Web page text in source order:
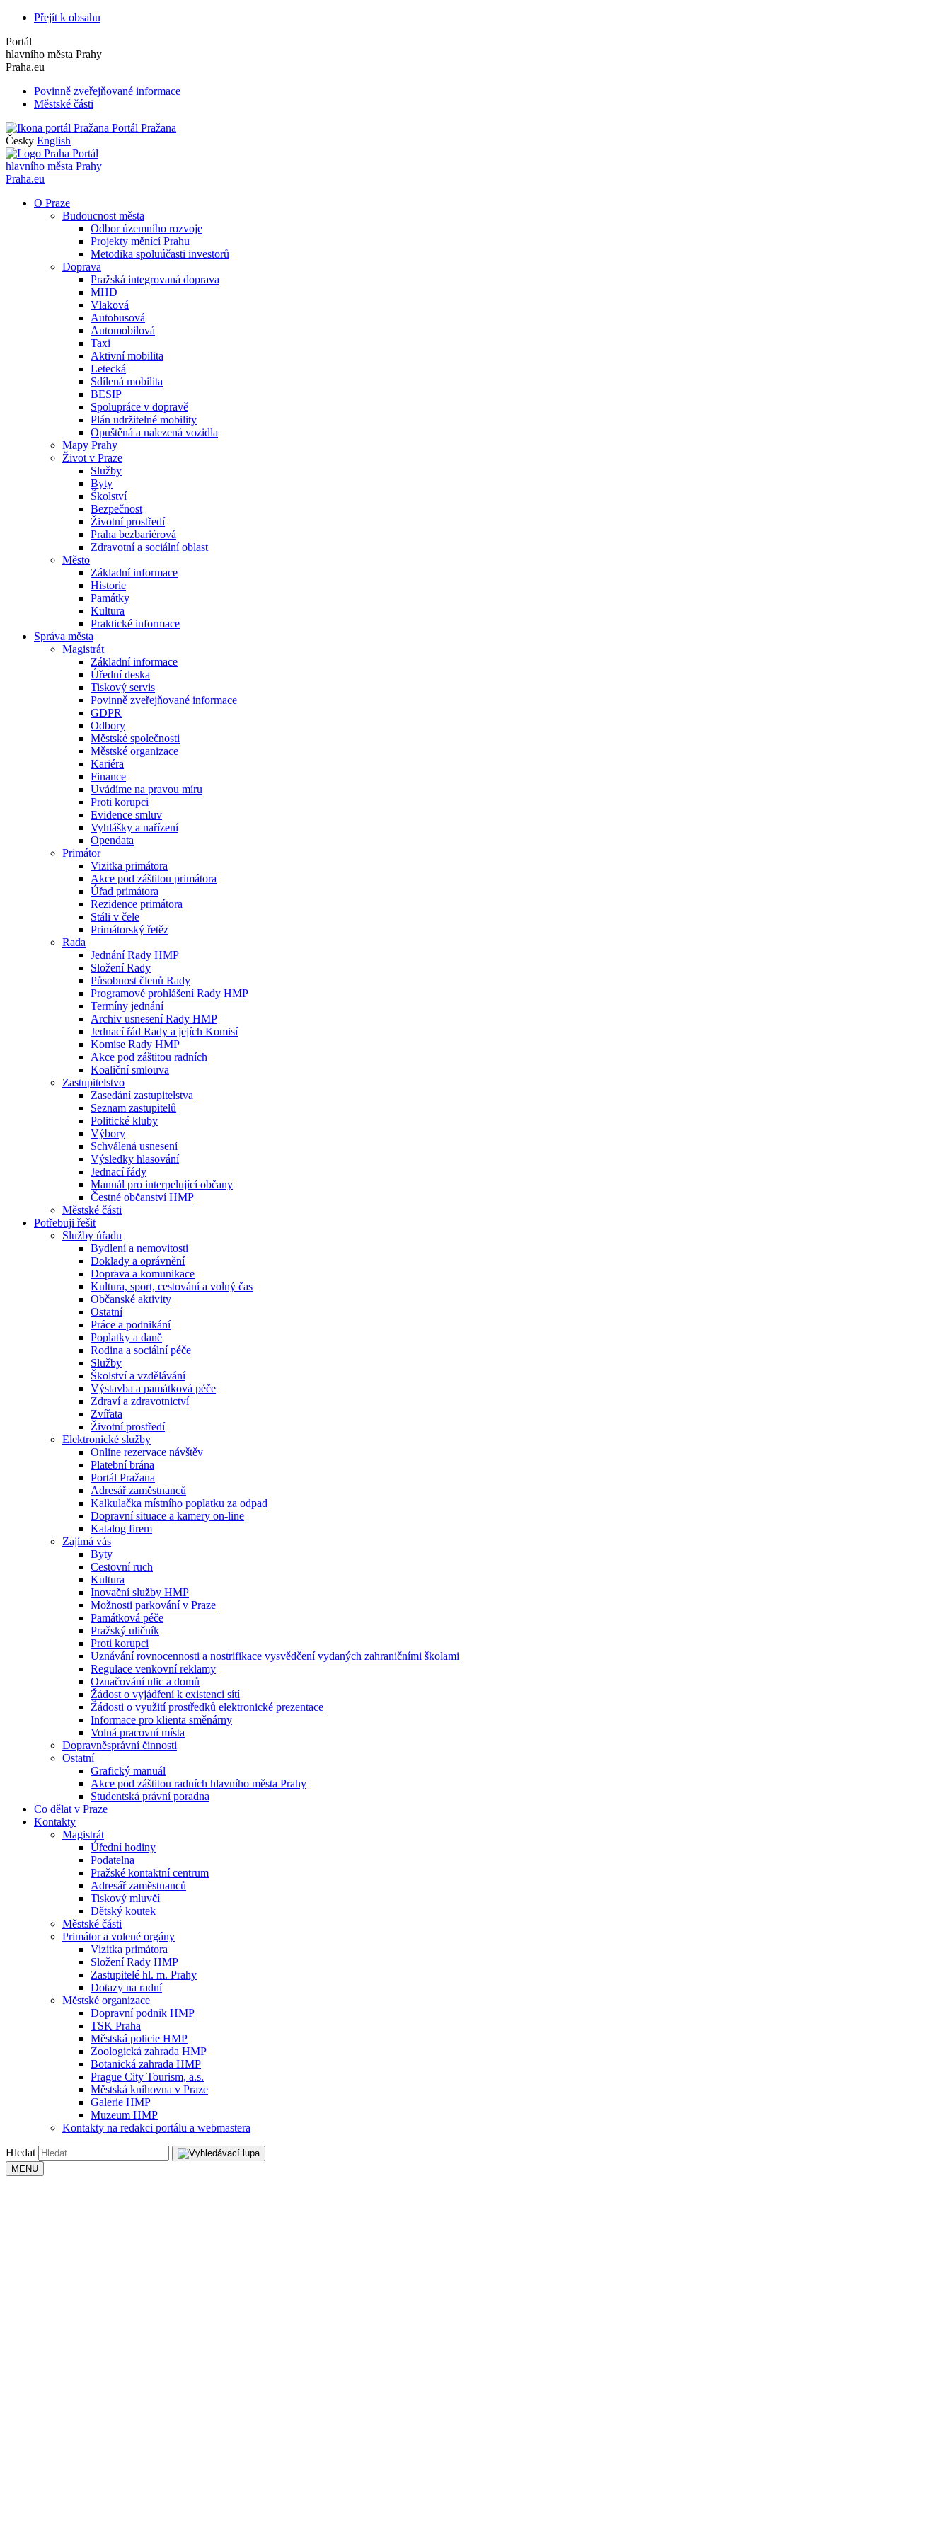
Přejít k obsahu
Portál
hlavního města Prahy
Praha.eu
Povinně zveřejňované informace
Městské části
Portál Pražana
Česky English
Portál
hlavního města Prahy
Praha.eu
O Praze
Budoucnost města
Odbor územního rozvoje
Projekty měnící Prahu
Metodika spoluúčasti investorů
Doprava
Pražská integrovaná doprava
MHD
Vlaková
Autobusová
Automobilová
Taxi
Aktivní mobilita
Letecká
Sdílená mobilita
BESIP
Spolupráce v dopravě
Plán udržitelné mobility
Opuštěná a nalezená vozidla
Mapy Prahy
Život v Praze
Služby
Byty
Školství
Bezpečnost
Životní prostředí
Praha bezbariérová
Zdravotní a sociální oblast
Město
Základní informace
Historie
Památky
Kultura
Praktické informace
Správa města
Magistrát
Základní informace
Úřední deska
Tiskový servis
Povinně zveřejňované informace
GDPR
Odbory
Městské společnosti
Městské organizace
Kariéra
Finance
Uvádíme na pravou míru
Proti korupci
Evidence smluv
Vyhlášky a nařízení
Opendata
Primátor
Vizitka primátora
Akce pod záštitou primátora
Úřad primátora
Rezidence primátora
Stáli v čele
Primátorský řetěz
Rada
Jednání Rady HMP
Složení Rady
Působnost členů Rady
Programové prohlášení Rady HMP
Termíny jednání
Archiv usnesení Rady HMP
Jednací řád Rady a jejích Komisí
Komise Rady HMP
Akce pod záštitou radních
Koaliční smlouva
Zastupitelstvo
Zasedání zastupitelstva
Seznam zastupitelů
Politické kluby
Výbory
Schválená usnesení
Výsledky hlasování
Jednací řády
Manuál pro interpelující občany
Čestné občanství HMP
Městské části
Potřebuji řešit
Služby úřadu
Bydlení a nemovitosti
Doklady a oprávnění
Doprava a komunikace
Kultura, sport, cestování a volný čas
Občanské aktivity
Ostatní
Práce a podnikání
Poplatky a daně
Rodina a sociální péče
Služby
Školství a vzdělávání
Výstavba a památková péče
Zdraví a zdravotnictví
Zvířata
Životní prostředí
Elektronické služby
Online rezervace návštěv
Platební brána
Portál Pražana
Adresář zaměstnanců
Kalkulačka místního poplatku za odpad
Dopravní situace a kamery on-line
Katalog firem
Zajímá vás
Byty
Cestovní ruch
Kultura
Inovační služby HMP
Možnosti parkování v Praze
Památková péče
Pražský uličník
Proti korupci
Uznávání rovnocennosti a nostrifikace vysvědčení vydaných zahraničními školami
Regulace venkovní reklamy
Označování ulic a domů
Žádost o vyjádření k existenci sítí
Žádosti o využití prostředků elektronické prezentace
Informace pro klienta směnárny
Volná pracovní místa
Dopravněsprávní činnosti
Ostatní
Grafický manuál
Akce pod záštitou radních hlavního města Prahy
Studentská právní poradna
Co dělat v Praze
Kontakty
Magistrát
Úřední hodiny
Podatelna
Pražské kontaktní centrum
Adresář zaměstnanců
Tiskový mluvčí
Dětský koutek
Městské části
Primátor a volené orgány
Vizitka primátora
Složení Rady HMP
Zastupitelé hl. m. Prahy
Dotazy na radní
Městské organizace
Dopravní podnik HMP
TSK Praha
Městská policie HMP
Zoologická zahrada HMP
Botanická zahrada HMP
Prague City Tourism, a.s.
Městská knihovna v Praze
Galerie HMP
Muzeum HMP
Kontakty na redakci portálu a webmastera
Hledat
MENU